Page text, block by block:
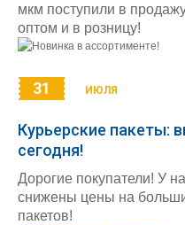
мкм поступили в
оптом и в розницу!
31 ИЮЛЯ
Курьерские пакеты:
сегодня!
Дорогие покупатели! У
снижены цены на
пакетов!